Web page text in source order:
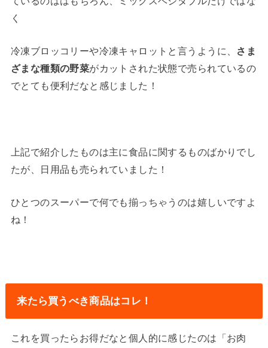
く
冷凍ブロッコリーや冷凍キャロットと言うように、 さま
ざまな種類の野菜がカットされた状態で売られているの
でとても便利だなと感じました！
上記で紹介したものは主に食品に関するものばかりでし
たが、日用品も売られていました！
ひとつのスーパーで何でも揃っちゃうのは嬉しいですよ
ね！
来たら買うべき商品はコレ！
これを買ったらお得だなと個人的に感じたのは「お肉